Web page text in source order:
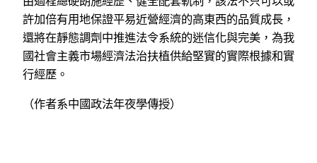
許加倍有用地保證平易近營經濟的高東西的品質成長，
還將在靜態調劑中推進法令系統的迷信化與完美，為我
國社會主義市場經濟法治扶植供給堅實的實際根據和實
行經歷。
（作者系中國政法年夜學傳授）